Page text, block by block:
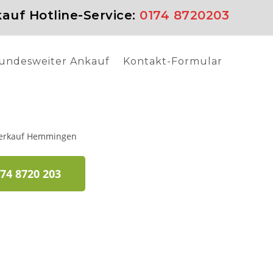
Hotline-Service: 0174 8720203
Ankauf Kontakt-Formular
8720 203